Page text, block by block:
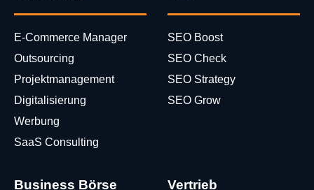
E-Commerce Manager
Outsourcing
Projektmanagement
Digitalisierung
Werbung
SaaS Consulting
SEO Boost
SEO Check
SEO Strategy
SEO Grow
Business Börse Vertrieb